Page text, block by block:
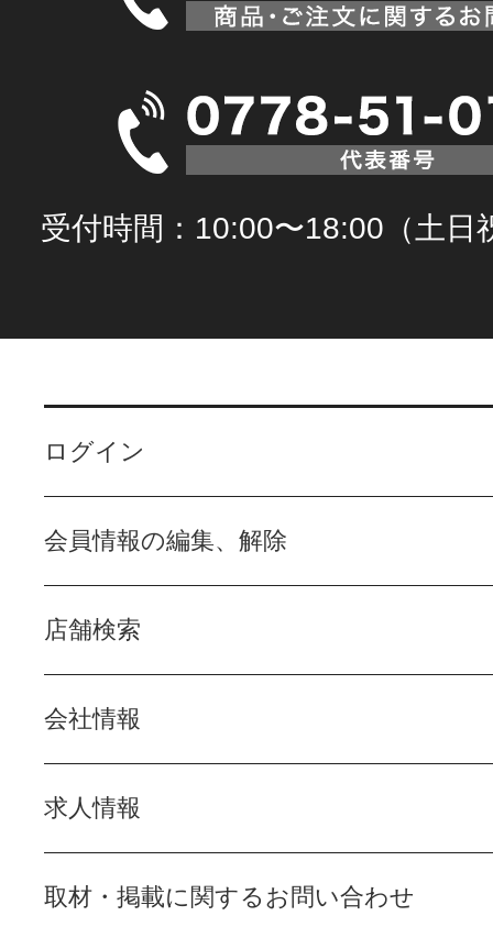
受付時間：10:00〜18:00（土日
ログイン
会員情報の編集、解除
店舗検索
会社情報
求人情報
取材・掲載に関するお問い合わせ